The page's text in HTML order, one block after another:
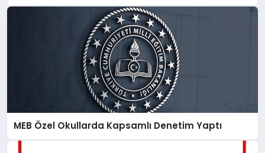
MEB Özel Okullarda Kapsamlı Denetim Yaptı